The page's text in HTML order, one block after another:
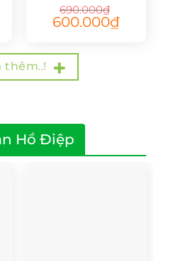
690.000₫
Giá
gốc
600.000₫Giá
thêm..!
Hồ Điệp